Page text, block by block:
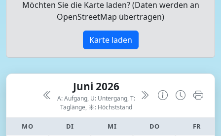
Möchten Sie die Karte laden? (Daten werden an
OpenStreetMap übertragen)
Karte laden
Juni 2026
A: Aufgang, U: Untergang, T:
Taglänge, ☀: Höchststand
MO DI MI DO FR